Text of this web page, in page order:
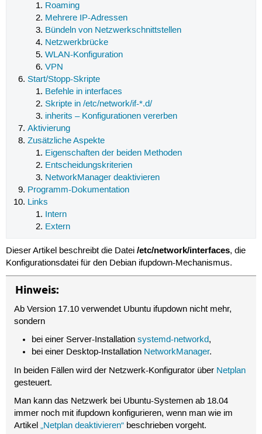
Roaming
Mehrere IP-Adressen
Bündeln von Netzwerkschnittstellen
Netzwerkbrücke
WLAN-Konfiguration
VPN
Start/Stopp-Skripte
Befehle in interfaces
Skripte in /etc/network/if-*.d/
inherits – Konfigurationen vererben
Aktivierung
Zusätzliche Aspekte
Eigenschaften der beiden Methoden
Entscheidungskriterien
NetworkManager deaktivieren
Programm-Dokumentation
Links
Intern
Extern
Dieser Artikel beschreibt die Datei /etc/network/interfaces, die
Konfigurationsdatei für den Debian ifupdown-Mechanismus.
Hinweis:
Ab Version 17.10 verwendet Ubuntu ifupdown nicht mehr,
sondern
bei einer Server-Installation systemd-networkd,
bei einer Desktop-Installation NetworkManager.
In beiden Fällen wird der Netzwerk-Konfigurator über Netplan
gesteuert.
Man kann das Netzwerk bei Ubuntu-Systemen ab 18.04
immer noch mit ifupdown konfigurieren, wenn man wie im
Artikel„Netplan deaktivieren“ beschrieben vorgeht.